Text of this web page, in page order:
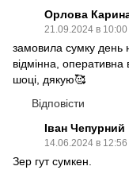
Орлова
21.09.2024 в 10:00
замовила сумку день
відмінна,
шоці, дякую🥰
Відповісти
Іван Чепурний
14.06.2024 в 12:56
Зер гут сумкен.